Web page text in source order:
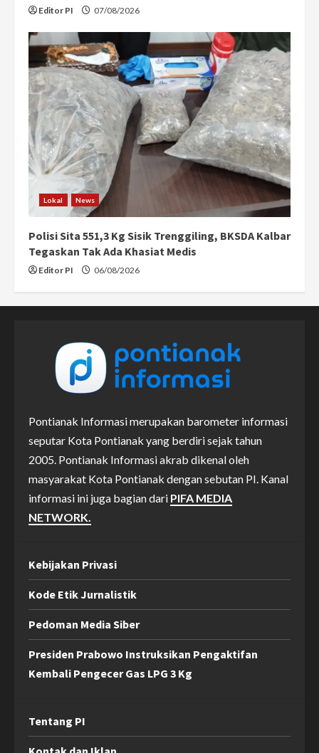
Editor PI 07/08/2026
Lokal News
Polisi Sita 551,3 Kg Sisik Trenggiling, BKSDA Kalbar
Tegaskan Tak Ada Khasiat Medis
Editor PI 06/08/2026
Pontianak Informasi merupakan barometer informasi
seputar Kota Pontianak yang berdiri sejak tahun
2005. Pontianak Informasi akrab dikenal oleh
masyarakat Kota Pontianak dengan sebutan PI. Kanal
informasi ini juga bagian dari PIFA MEDIA
NETWORK.
Kebijakan Privasi
Kode Etik Jurnalistik
Pedoman Media Siber
Presiden Prabowo Instruksikan Pengaktifan
Kembali Pengecer Gas LPG 3 Kg
Tentang PI